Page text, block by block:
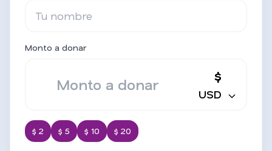
Monto a donar
$
USD
$ 2 $ 5 $ 10 $ 20